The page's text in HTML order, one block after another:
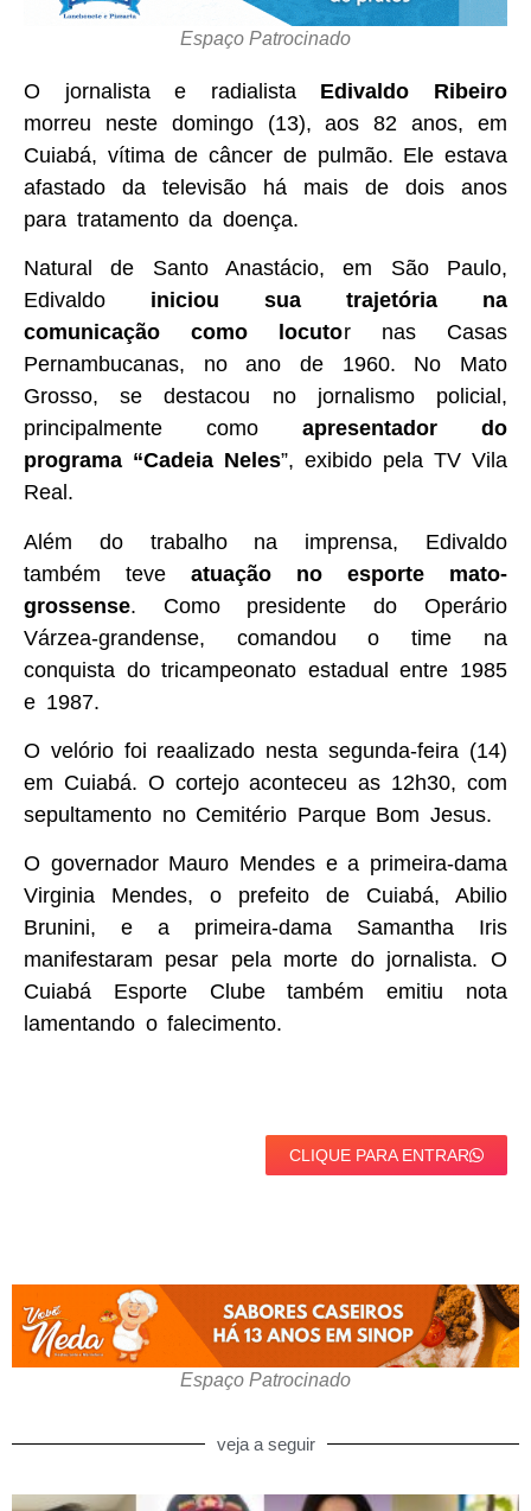
Espaço Patrocinado
O jornalista e radialistaEdivaldo Ribeiro
morreu neste domingo (13), aos 82 anos, em
Cuiabá, vítima de câncer de pulmão. Ele estava
afastado da televisão há mais de dois anos
para tratamento da doença.
Natural de Santo Anastácio, em São Paulo,
Edivaldo iniciou sua trajetória na
comunicação como locutor nas Casas
Pernambucanas, no ano de 1960. No Mato
Grosso, se destacou no jornalismo policial,
principalmente como apresentador do
programa “Cadeia Neles”, exibido pela TV Vila
Real.
Além do trabalho na imprensa, Edivaldo
também teve atuação no esporte mato-
grossense. Como presidente do Operário
Várzea-grandense, comandou o time na
conquista do tricampeonato estadual entre 1985
e 1987.
O velório foi reaalizado nesta segunda-feira (14)
em Cuiabá. O cortejo aconteceu as 12h30, com
sepultamento no Cemitério Parque Bom Jesus.
O governador Mauro Mendes e a primeira-dama
Virginia Mendes, o prefeito de Cuiabá, Abilio
Brunini, e a primeira-dama Samantha Iris
manifestaram pesar pela morte do jornalista. O
Cuiabá Esporte Clube também emitiu nota
lamentando o falecimento.
CLIQUE PARA ENTRAR
Espaço Patrocinado
veja a seguir